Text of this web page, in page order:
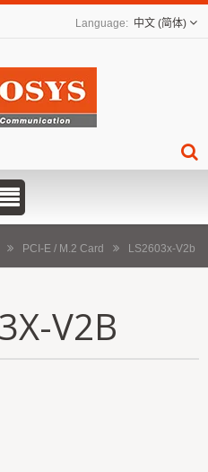
中文 (简体)
PCI-E / M.2 Card LS2603x-V2b
V2B